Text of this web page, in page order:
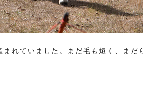
まれていました。まだ毛も短く、まだ